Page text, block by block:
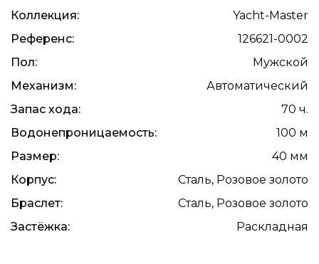
Коллекция:
Yacht-Master
Референс:
126621-0002
Пол:
Мужской
Механизм:
Автоматический
Запас хода:
70 ч.
Водонепроницаемость:
100 м
Размер:
40 мм
Корпус:
Сталь, Розовое золото
Браслет:
Сталь, Розовое золото
Застёжка:
Раскладная